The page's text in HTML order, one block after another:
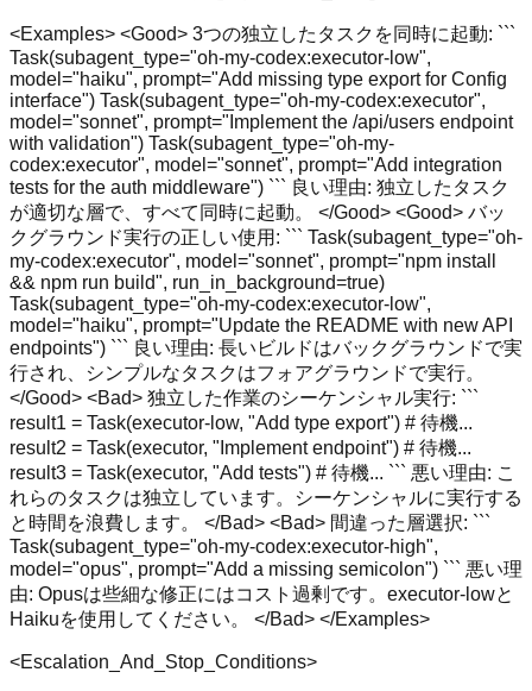
<Examples> <Good> 3つの独立したタスクを同時に起動: ```
Task(subagent_type="oh-my-codex:executor-low",
model="haiku", prompt="Add missing type export for Config
interface") Task(subagent_type="oh-my-codex:executor",
model="sonnet", prompt="Implement the /api/users endpoint
with validation") Task(subagent_type="oh-my-
codex:executor", model="sonnet", prompt="Add integration
tests for the auth middleware") ``` 良い理由: 独立したタスク
が適切な層で、すべて同時に起動。 </Good> <Good> バッ
クグラウンド実行の正しい使用: ``` Task(subagent_type="oh-
my-codex:executor", model="sonnet", prompt="npm install
&& npm run build", run_in_background=true)
Task(subagent_type="oh-my-codex:executor-low",
model="haiku", prompt="Update the README with new API
endpoints") ``` 良い理由: 長いビルドはバックグラウンドで実
行され、シンプルなタスクはフォアグラウンドで実行。
</Good> <Bad> 独立した作業のシーケンシャル実行: ```
result1 = Task(executor-low, "Add type export") # 待機...
result2 = Task(executor, "Implement endpoint") # 待機...
result3 = Task(executor, "Add tests") # 待機... ``` 悪い理由: こ
れらのタスクは独立しています。シーケンシャルに実行する
と時間を浪費します。 </Bad> <Bad> 間違った層選択: ```
Task(subagent_type="oh-my-codex:executor-high",
model="opus", prompt="Add a missing semicolon") ``` 悪い理
由: Opusは些細な修正にはコスト過剰です。executor-lowと
Haikuを使用してください。 </Bad> </Examples>
<Escalation_And_Stop_Conditions>